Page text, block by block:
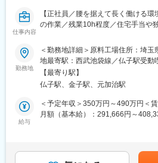
仕事内容
【正社員／腰を据えて長く働ける
の作業／残業10h程度／住宅手当や
★培養やタンパク質の精製など、バ
す★
■職務内容：
化粧品や健康食品原料の製造に必要
業務をお任せします。
＜具体的な業務内容＞
・タンパク質含有化粧品バルクの少
勤務地
＜勤務地詳細＞原料工場住所：埼
地最寄駅：西武池袋線／仏子駅受動
の範囲：会社の定める事業所（リモ
【最寄り駅】
仏子駅、金子駅、元加治駅
給与
＜予定年収＞350万円～490万円＜
月額（基本給）：291,666円～
手当を支給。（通常の賞与より少額